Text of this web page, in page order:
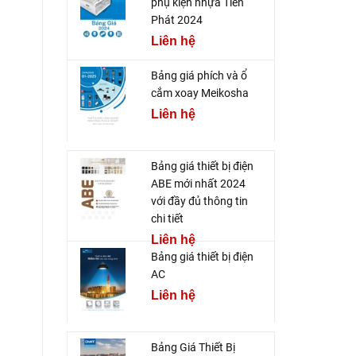
phụ kiện nhựa Tiến
Phát 2024
Liên hệ
Bảng giá phích và ổ
cắm xoay Meikosha
Liên hệ
Bảng giá thiết bị điện
ABE mới nhất 2024
với đầy đủ thông tin
chi tiết
Liên hệ
Bảng giá thiết bị điện
AC
Liên hệ
Bảng Giá Thiết Bị